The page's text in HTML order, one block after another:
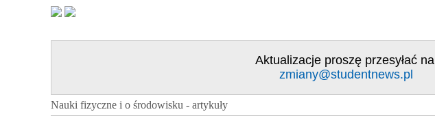
Aktualizacje proszę przesyłać na
zmiany@studentnews.pl
Nauki fizyczne i o środowisku - artykuły